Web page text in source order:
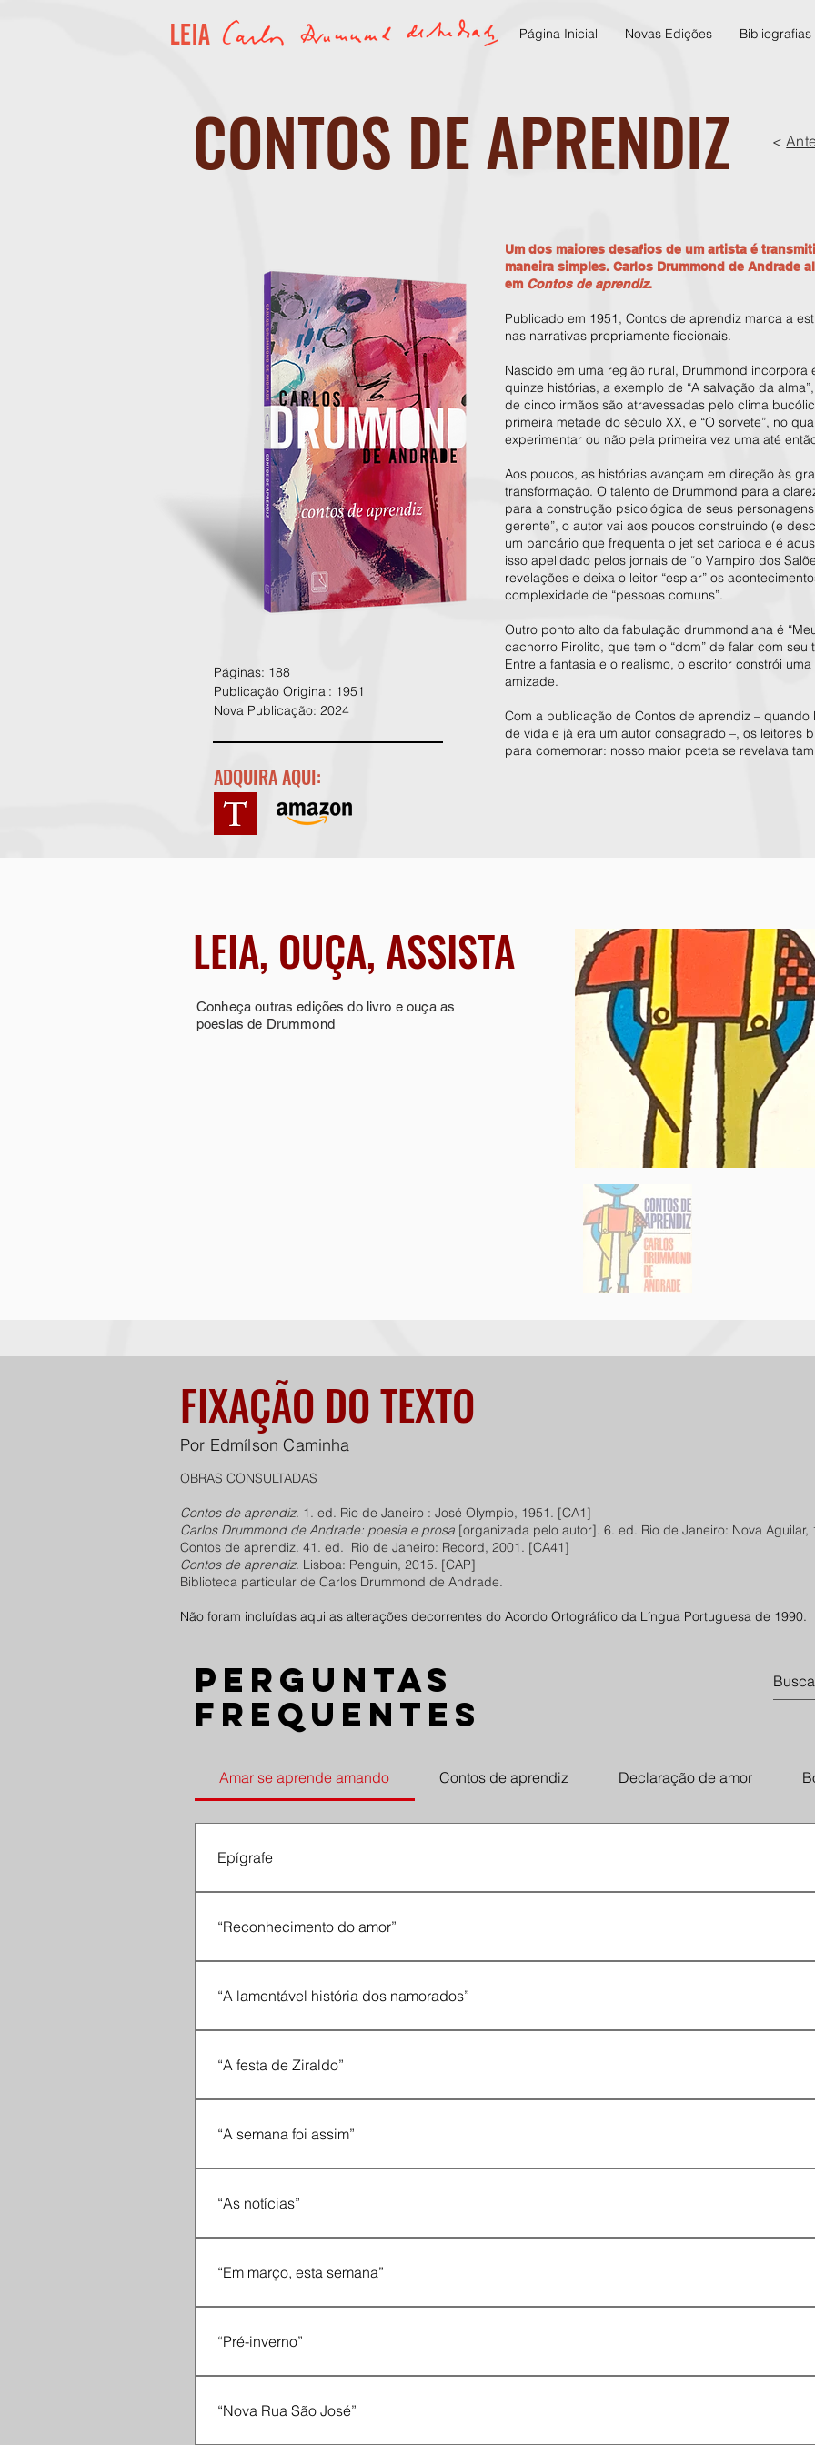
Página Inicial Novas Edições
CONTOS DE APRENDIZ <
Páginas: 188
Publicação Original: 1951
Nova Publicação: 2024
Um dos maiores desafios de um artista é
maneira simples. Carlos Drummond de Andrade
em Contos de aprendiz.
Publicado em 1951, Contos de aprendiz marca a
nas narrativas propriamente ficcionais.
Nascido em uma região rural, Drummond incorpora
quinze histórias, a exemplo de “A salvação da
de cinco irmãos são atravessadas pelo clima
primeira metade do século XX, e “O sorvete”, no
experimentar ou não pela primeira vez uma até
Aos poucos, as histórias avançam em direção às
transformação. O talento de Drummond para a
para a construção psicológica de seus
gerente”, o autor vai aos poucos construindo (e
um bancário que frequenta o jet set carioca e é
isso apelidado pelos jornais de “o Vampiro dos
revelações e deixa o leitor “espiar” os
complexidade de “pessoas comuns”.
Outro ponto alto da fabulação drummondiana é
cachorro Pirolito, que tem o “dom” de falar com
Entre a fantasia e o realismo, o escritor constrói
amizade.
Com a publicação de Contos de aprendiz –
de vida e já era um autor consagrado –, os leitores
para comemorar: nosso maior poeta se revelava
ADQUIRA AQUI:
LEIA, OUÇA, ASSISTA
Conheça outras edições do livro e ouça as
poesias de Drummond
Por Edmílson Caminha
FIXAÇÃO DO TEXTO
OBRAS CONSULTADAS
Contos de aprendiz. 1. ed. Rio de Janeiro : José Olympio, 1951. [CA1]
Carlos Drummond de Andrade: poesia e prosa [organizada pelo autor]. 6. ed. Rio de Janeiro: Nova Aguilar,
Contos de aprendiz. 41. ed. Rio de Janeiro: Record, 2001. [CA41]
Contos de aprendiz. Lisboa: Penguin, 2015. [CAP]
Biblioteca particular de Carlos Drummond de Andrade.
Não foram incluídas aqui as alterações decorrentes do Acordo Ortográfico da Língua Portuguesa de 1990.
Perguntas
frequentes
Amar se aprende amando Contos de aprendiz Declaração de amor
Epígrafe
“Reconhecimento do amor”
na infantil procura do Outro”
“A lamentável história dos namorados”
“A festa de Ziraldo”
“A semana foi assim”
uma cantiga na garganta”, conforme [AAA] [AAA2]: “Há sempre uma cantiga na garganta”
“As notícias”
“Em março, esta semana”
“Pré-inverno”
da Nuvens,”
“Nova Rua São José”